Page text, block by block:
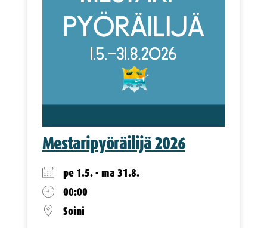
Mestaripyöräilijä 2026
pe 1.5. - ma 31.8.
00:00
Soini